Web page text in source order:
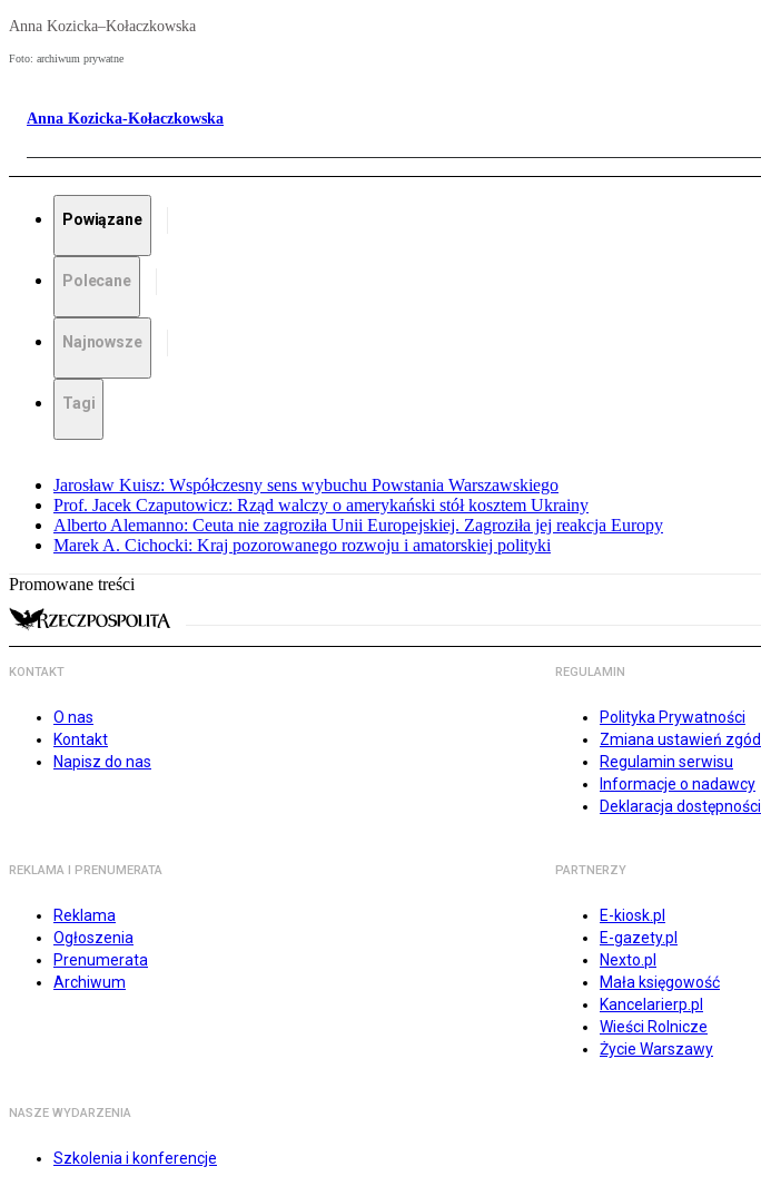
Anna Kozicka–Kołaczkowska
Foto: archiwum prywatne
Anna Kozicka-Kołaczkowska
Powiązane
Polecane
Najnowsze
Tagi
Jarosław Kuisz: Współczesny sens wybuchu Powstania Warszawskiego
Prof. Jacek Czaputowicz: Rząd walczy o amerykański stół kosztem Ukrainy
Alberto Alemanno: Ceuta nie zagroziła Unii Europejskiej. Zagroziła jej reakcja Europy
Marek A. Cichocki: Kraj pozorowanego rozwoju i amatorskiej polityki
Promowane treści
KONTAKT
O nas
Kontakt
Napisz do nas
REGULAMIN
Polityka Prywatności
Zmiana ustawień zgód
Regulamin serwisu
Informacje o nadawcy
Deklaracja dostępności
REKLAMA I PRENUMERATA
Reklama
Ogłoszenia
Prenumerata
Archiwum
PARTNERZY
E-kiosk.pl
E-gazety.pl
Nexto.pl
Mała księgowość
Kancelarierp.pl
Wieści Rolnicze
Życie Warszawy
NASZE WYDARZENIA
Szkolenia i konferencje